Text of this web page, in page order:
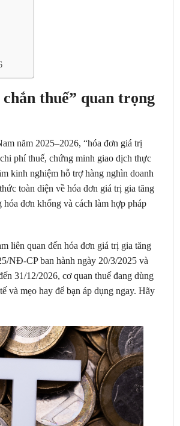
thuế” quan trọng
năm 2025–2026, “hóa đơn giá trị
phí thuế, chứng minh giao dịch thực
kinh nghiệm hỗ trợ hàng nghìn doanh
toàn diện về hóa đơn giá trị gia tăng
đơn khống và cách làm hợp pháp
liên quan đến hóa đơn giá trị gia tăng
NĐ-CP ban hành ngày 20/3/2025 và
31/12/2026, cơ quan thuế đang dùng
và mẹo hay để bạn áp dụng ngay. Hãy